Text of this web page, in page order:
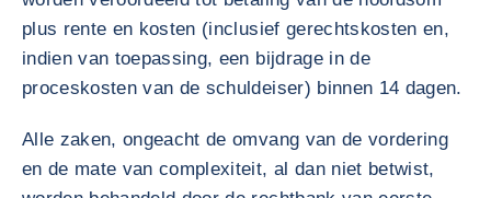
plus rente en kosten (inclusief gerechtskosten en,
indien van toepassing, een bijdrage in de
proceskosten van de schuldeiser) binnen 14 dagen.
Alle zaken, ongeacht de omvang van de vordering
en de mate van complexiteit, al dan niet betwist,